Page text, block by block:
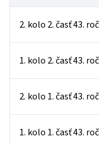
2. kolo 2. časť 43.
1. kolo 2. časť 43.
2. kolo 1. časť 43.
1. kolo 1. časť 43.